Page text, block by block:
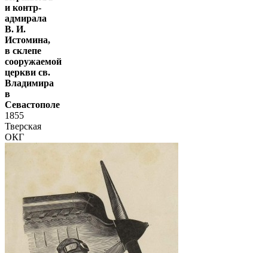
и контр-
адмирала
В. И.
Истомина,
в склепе
сооружаемой
церкви св.
Владимира
в
Севастополе
1855
Тверская
ОКГ